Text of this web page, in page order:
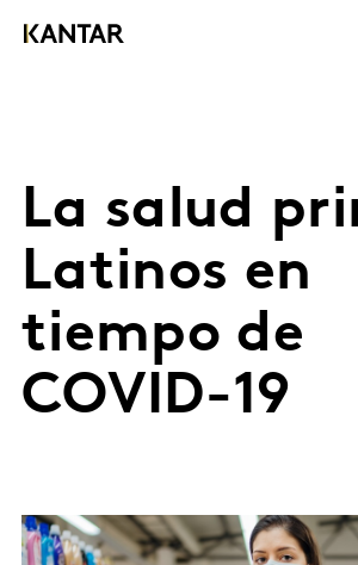
La salud
Latinos en
tiempo de
COVID-19